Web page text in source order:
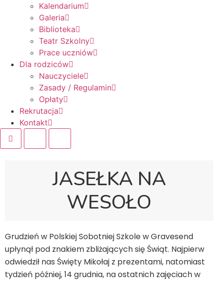
Kalendarium
Galeria
Biblioteka
Teatr Szkolny
Prace uczniów
Dla rodziców
Nauczyciele
Zasady / Regulamin
Opłaty
Rekrutacja
Kontakt
JASEŁKA NA
WESOŁO
Grudzień w Polskiej Sobotniej Szkole w Gravesend
upłynął pod znakiem zbliżających się Świąt. Najpierw
odwiedził nas Święty Mikołaj z prezentami, natomiast
tydzień później, 14 grudnia, na ostatnich zajęciach w